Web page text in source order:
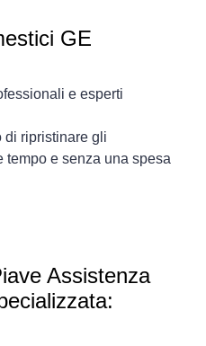
GE
e esperti
di ripristinare gli
tempo e senza una spesa
Assistenza